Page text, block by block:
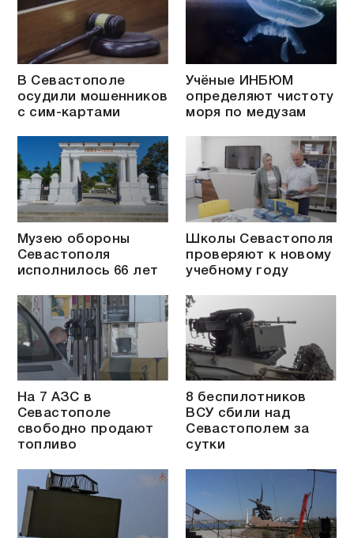
В Севастополе
осудили мошенников
с сим-картами
Учёные ИНБЮМ
определяют чистоту
моря по медузам
Музею обороны
Севастополя
исполнилось 66 лет
Школы Севастополя
проверяют к новому
учебному году
На 7 АЗС в
Севастополе
свободно продают
топливо
8 беспилотников
ВСУ сбили над
Севастополем за
сутки